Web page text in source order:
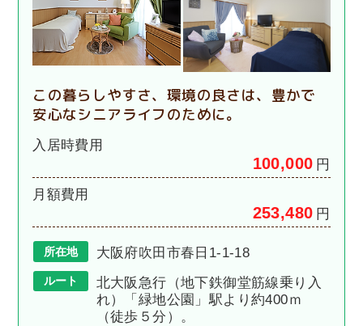
この暮らしやすさ、環境の良さは、豊かで
安心なシニアライフのために。
入居時費用
100,000 円
月額費用
253,480 円
所在地 大阪府吹田市春日1-1-18
ルート
北大阪急行（地下鉄御堂筋線乗り入
れ）「緑地公園」駅より約400ｍ
（徒歩５分）。